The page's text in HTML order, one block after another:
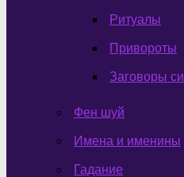
Ритуалы
Привороты
Заговоры
Фен шуй
Имена и именины
Гадание